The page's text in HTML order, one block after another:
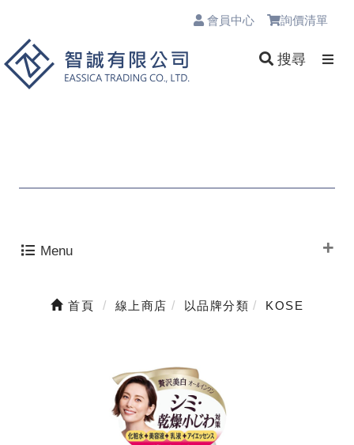
會員中心 詢價清單
搜尋
Menu
首頁 線上商店 以品牌分類 KOSE